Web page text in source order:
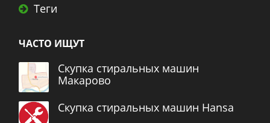
Теги
ЧАСТО ИЩУТ
Скупка стиральных машин
Макарово
Скупка стиральных машин Hansa